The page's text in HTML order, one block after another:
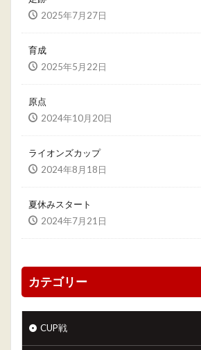
2025年7月27日
育成
2025年5月22日
原点
2024年10月20日
ライオンズカップ
2024年8月18日
夏休みスタート
2024年7月21日
カテゴリー
CUP戦